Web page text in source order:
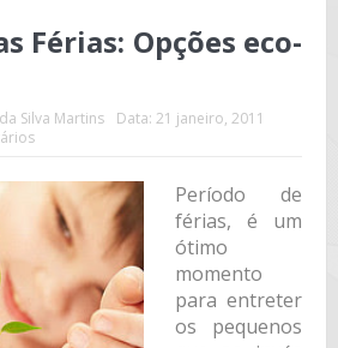
Férias: Opções eco-
Silva Martins Data: 21 janeiro, 2011
Período de
férias, é um
ótimo
momento
para entreter
os pequenos